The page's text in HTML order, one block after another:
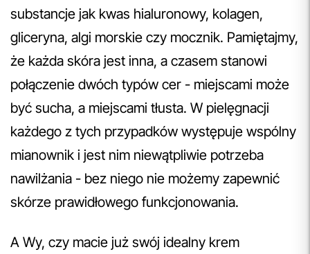
substancje jak kwas hialuronowy, kolagen,
gliceryna, algi morskie czy mocznik. Pamiętajmy,
że każda skóra jest inna, a czasem stanowi
połączenie dwóch typów cer - miejscami może
być sucha, a miejscami tłusta. W pielęgnacji
każdego z tych przypadków występuje wspólny
mianownik i jest nim niewątpliwie potrzeba
nawilżania - bez niego nie możemy zapewnić
skórze prawidłowego funkcjonowania.
A Wy, czy macie już swój idealny krem